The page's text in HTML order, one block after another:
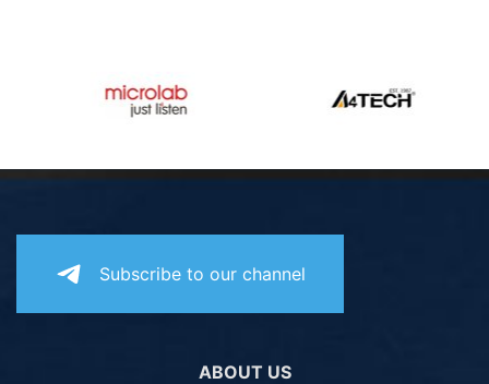
Subscribe to our channel
ABOUT US